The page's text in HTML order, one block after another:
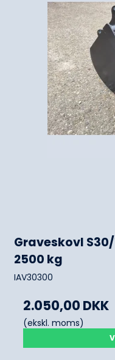
Graveskovl
2500 kg
IAV30300
2.050,00 DKK
(ekskl. moms)